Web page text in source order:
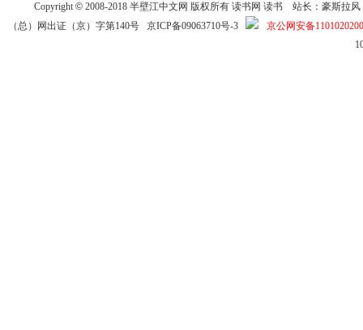
Copyright © 2008-2018半壁江中文网 版权所有读书网 读书
站长：豪斯拉风
（总）网出证（京）字第140号 京ICP备09063710号-3
京公网安备